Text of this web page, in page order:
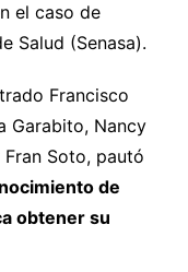
el caso de
Salud (Senasa).
Francisco
Garabito, Nancy
Soto, pautó
de
obtener su